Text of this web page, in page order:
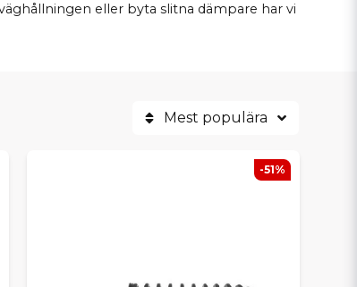
eller byta slitna dämpare har vi
Mest populära
-51%